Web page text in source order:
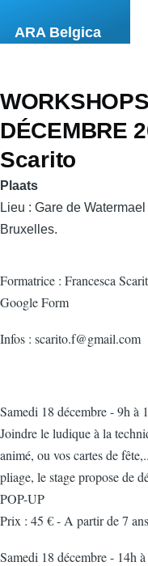
ARA Belgica
DÉCEMBRE
Scarito
Plaats
Lieu : Gare de
Bruxelles.
Formatrice : Francesca
Google Form
Infos : scarito.f@gmail.com
Samedi 18 décembre - 9h
Joindre le ludique à la
animé, ou vos cartes de
pliage, le stage propose de
POP-UP
Prix : 45 € - A partir de 7
Samedi 18 décembre - 14h